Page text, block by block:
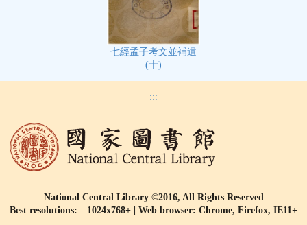
七經孟子考文並補遺
(十)
:::
National Central Library ©2016, All Rights Reserved
Best resolutions: 1024x768+ | Web browser: Chrome, Firefox, IE11+